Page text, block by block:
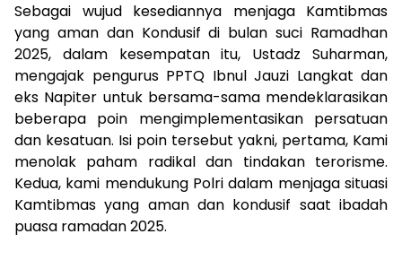
Sebagai wujud kesediannya menjaga Kamtibmas
yang aman dan Kondusif di bulan suci Ramadhan
2025, dalam kesempatan itu, Ustadz Suharman,
mengajak pengurus PPTQ Ibnul Jauzi Langkat dan
eks Napiter untuk bersama-sama mendeklarasikan
beberapa poin mengimplementasikan persatuan
dan kesatuan. Isi poin tersebut yakni, pertama, Kami
menolak paham radikal dan tindakan terorisme.
Kedua, kami mendukung Polri dalam menjaga situasi
Kamtibmas yang aman dan kondusif saat ibadah
puasa ramadan 2025.